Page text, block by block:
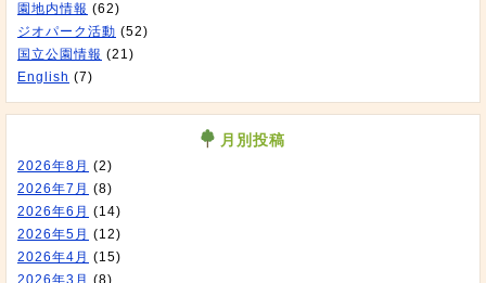
園地内情報 (62)
ジオパーク活動 (52)
国立公園情報 (21)
English (7)
月別投稿
2026年8月 (2)
2026年7月 (8)
2026年6月 (14)
2026年5月 (12)
2026年4月 (15)
2026年3月 (8)